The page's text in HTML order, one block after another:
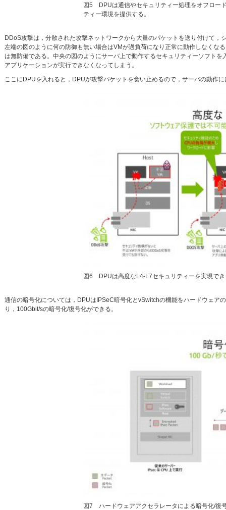
図5 DPUは通信やセキュリティー処理をオフロー
ティー環境を提供する。
DDoS攻撃は，分散された攻撃ネットワークから大量のパケットを送り付けて
左端の図のように何の防御も無い場合はVMが過負荷になり正常に動作しなくな
は無防備である。中央の図のようにサーバ上で動作するセキュリティーソフト
アプリケーションが実行できなくなってしまう。
ここにDPUを入れると，DPUが攻撃パケットを食い止めるので，サーバの動作
図6 DPUは高度なL4-L7セキュリティーを実現でき
通信の暗号化については，DPUはIPSeC暗号化とvSwitchの機能をハードウェア
り，100Gbit/sの暗号化/復号化ができる。
図7 ハードウェアアクセラレータによる暗号化/復